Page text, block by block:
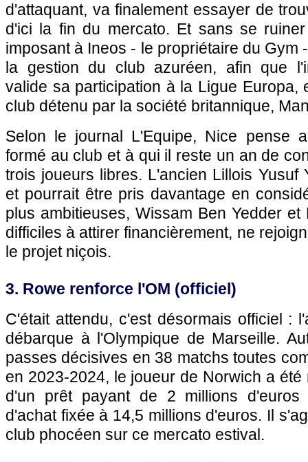
d'attaquant, va finalement essayer de
d'ici la fin du mercato. Et sans se
imposant à Ineos - le propriétaire du Gym
la gestion du club azuréen, afin que
valide sa participation à la Ligue Europa,
club détenu par la société britannique,
Selon le journal L'Equipe, Nice pense
formé au club et à qui il reste un an de
trois joueurs libres. L'ancien Lillois Yusuf
et pourrait être pris davantage en
plus ambitieuses, Wissam Ben Yedder et
difficiles à attirer financièrement, ne
le projet niçois.
3. Rowe renforce l'OM (officiel)
C'était attendu, c'est désormais officiel :
débarque à l'Olympique de Marseille.
passes décisives en 38 matchs toutes
en 2023-2024, le joueur de Norwich a
d'un prêt payant de 2 millions d'euros
d'achat fixée à 14,5 millions d'euros. Il
club phocéen sur ce mercato estival.